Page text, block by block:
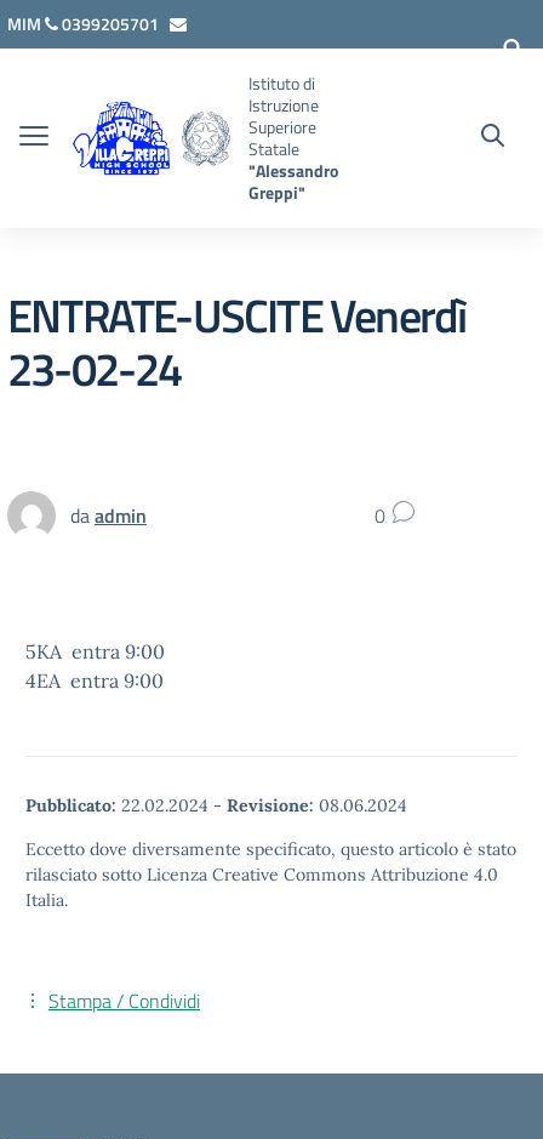
Vai ai contenuti
Vai al menu di navigazione
Vai al footer
MIM
0399205701
Istituto di
Istruzione
Superiore
Statale
"Alessandro
Greppi"
ENTRATE-USCITE Venerdì
23-02-24
daadmin 0
5KA entra 9:00
4EA entra 9:00
Pubblicato: 22.02.2024 - Revisione: 08.06.2024
Eccetto dove diversamente specificato, questo articolo è stato
rilasciato sotto Licenza Creative Commons Attribuzione 4.0
Italia.
Stampa / Condividi